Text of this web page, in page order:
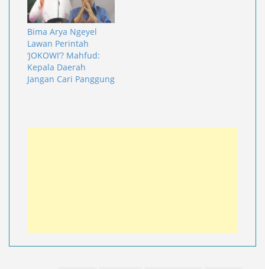
Bima Arya Ngeyel
Lawan Perintah
‘JOKOWI’? Mahfud:
Kepala Daerah
Jangan Cari Panggung